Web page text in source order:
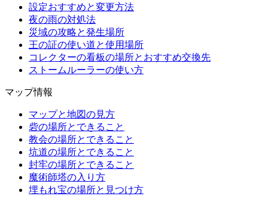
設定おすすめと変更方法
夜の雨の対処法
災域の攻略と発生場所
王の証の使い道と使用場所
コレクターの看板の場所とおすすめ交換先
ストームルーラーの使い方
マップ情報
マップと地図の見方
砦の場所とできること
教会の場所とできること
坑道の場所とできること
封牢の場所とできること
魔術師塔の入り方
埋もれ宝の場所と見つけ方